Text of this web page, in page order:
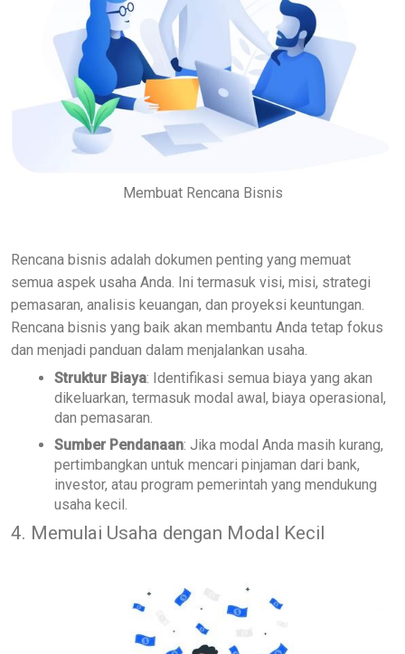
Membuat Rencana Bisnis
Rencana bisnis adalah dokumen penting yang memuat
semua aspek usaha Anda. Ini termasuk visi, misi, strategi
pemasaran, analisis keuangan, dan proyeksi keuntungan.
Rencana bisnis yang baik akan membantu Anda tetap fokus
dan menjadi panduan dalam menjalankan usaha.
Struktur Biaya: Identifikasi semua biaya yang akan
dikeluarkan, termasuk modal awal, biaya operasional,
dan pemasaran.
Sumber Pendanaan: Jika modal Anda masih kurang,
pertimbangkan untuk mencari pinjaman dari bank,
investor, atau program pemerintah yang mendukung
usaha kecil.
4. Memulai Usaha dengan Modal Kecil